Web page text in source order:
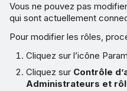
Vous ne pouvez pas
qui sont actuellement
Pour modifier les rôles,
Cliquez sur l’icône
Cliquez sur Contrôle
Administrateurs et